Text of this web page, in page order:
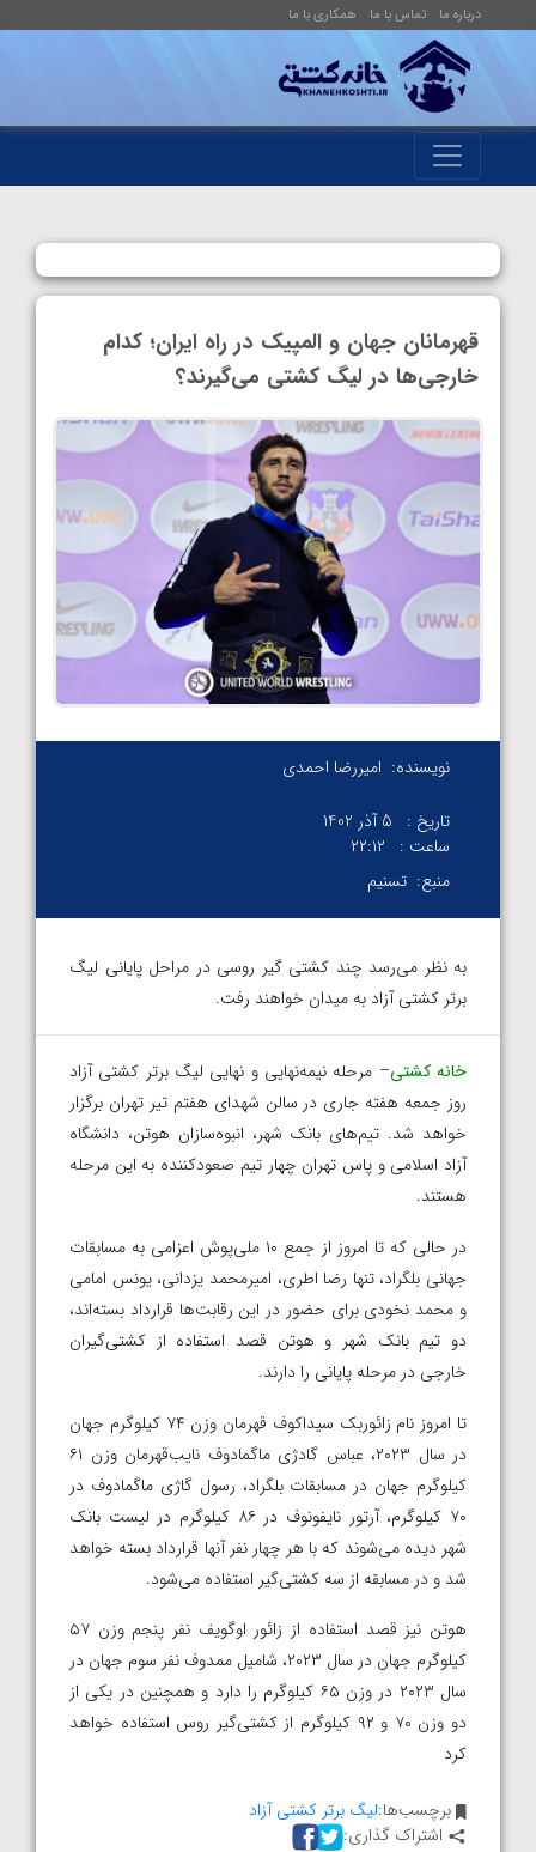
درباره ما تماس با ما همکاری با ما
قهرمانان جهان و المپیک در راه ایران؛ کدام
خارجی‌ها در لیگ کشتی می‌گیرند؟
نویسنده: امیررضا احمدی
تاریخ :
5 آذر 1402
ساعت :
۲۲:۱۲
منبع: تسنیم
به نظر می‌رسد چند کشتی گیر روسی در مراحل پایانی لیگ
برتر کشتی آزاد به میدان خواهند رفت.
خانه کشتی– مرحله نیمه‌نهایی و نهایی لیگ برتر کشتی آزاد
روز جمعه هفته جاری در سالن شهدای هفتم تیر تهران برگزار
خواهد شد. تیم‌های بانک شهر، انبوه‌سازان هوتن، دانشگاه
آزاد اسلامی و پاس تهران چهار تیم صعودکننده به این مرحله
هستند.
در حالی که تا امروز از جمع ۱۰ ملی‌پوش اعزامی به مسابقات
جهانی بلگراد، تنها رضا اطری، امیرمحمد یزدانی، یونس امامی
و محمد نخودی برای حضور در این رقابت‌ها قرارداد بسته‌اند،
دو تیم بانک شهر و هوتن قصد استفاده از کشتی‌گیران
خارجی در مرحله پایانی را دارند.
تا امروز نام زائوربک سیداکوف قهرمان وزن ۷۴ کیلوگرم جهان
در سال ۲۰۲۳، عباس گادژی ماگمادوف نایب‌قهرمان وزن ۶۱
کیلوگرم جهان در مسابقات بلگراد، رسول گاژی ماگمادوف در
۷۰ کیلوگرم، آرتور نایفونوف در ۸۶ کیلوگرم در لیست بانک
شهر دیده می‌شوند که با هر چهار نفر آنها قرارداد بسته خواهد
شد و در مسابقه از سه کشتی‌گیر استفاده می‌شود.
هوتن نیز قصد استفاده از زائور اوگویف نفر پنجم وزن ۵۷
کیلوگرم جهان در سال ۲۰۲۳، شامیل ممدوف نفر سوم جهان در
سال ۲۰۲۳ در وزن ۶۵ کیلوگرم را دارد و همچنین در یکی از
دو وزن ۷۰ و ۹۲ کیلوگرم از کشتی‌گیر روس استفاده خواهد
کرد
برچسب‌ها:لیگ برتر کشتی آزاد
اشتراک گذاری: